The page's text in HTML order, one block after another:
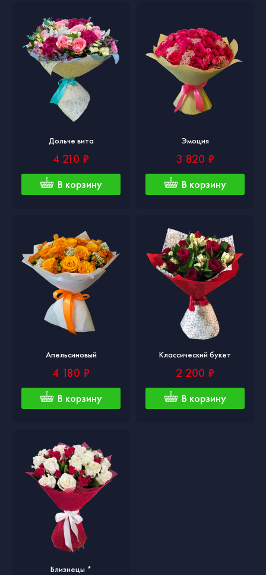
Дольче вита
4 210 ₽
В корзину
Эмоция
3 820 ₽
В корзину
Апельсиновый
4 180 ₽
В корзину
Классический букет
2 200 ₽
В корзину
Близнецы *